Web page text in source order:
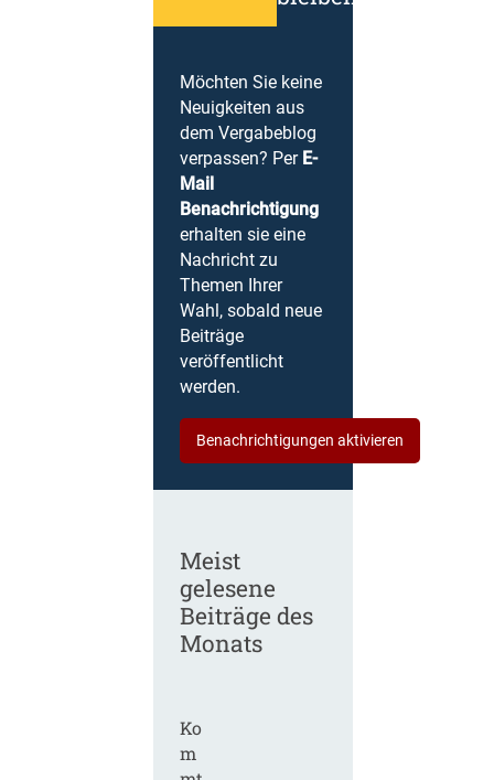
Möchten Sie keine
Neuigkeiten aus
dem Vergabeblog
verpassen? Per E-
Mail
Benachrichtigung
erhalten sie eine
Nachricht zu
Themen Ihrer
Wahl, sobald neue
Beiträge
veröffentlicht
werden.
Benachrichtigungen aktivieren
Meist
gelesene
Beiträge des
Monats
Ko
m